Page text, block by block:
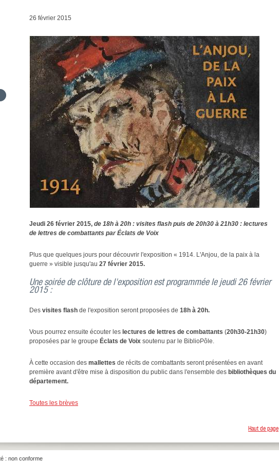
26 février 2015
Jeudi 26 février 2015, de 18h à 20h : visites flash puis de 20h30 à 21h30 : lectures
de lettres de combattants par Éclats de Voix
Plus que quelques jours pour découvrir l'exposition « 1914. L'Anjou, de la paix à la
guerre » visible jusqu'au 27 février 2015.
Une soirée de clôture de l'exposition est programmée le jeudi 26 février
2015 :
Des visites flash de l'exposition seront proposées de 18h à 20h.
Vous pourrez ensuite écouter les lectures de lettres de combattants (20h30-21h30)
proposées par le groupe Éclats de Voix soutenu par le BiblioPôle.
À cette occasion des mallettes de récits de combattants seront présentées en avant
première avant d'être mise à disposition du public dans l'ensemble des bibliothèques du
département.
Toutes les brèves
Haut de page
: non conforme